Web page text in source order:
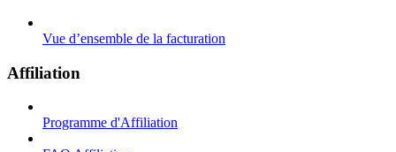
Vue d’ensemble de la facturation
Affiliation
Programme d'Affiliation